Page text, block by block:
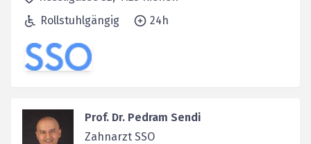
Rollstuhlgängig
24h
Prof. Dr. Pedram Sendi
Zahnarzt SSO